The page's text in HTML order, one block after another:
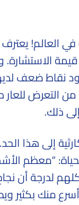
العالم!
نقاط ضعف
التعرض
ذلك.
إلى هذا الحد.
“معظم
لدرجة أن
منك بكثير